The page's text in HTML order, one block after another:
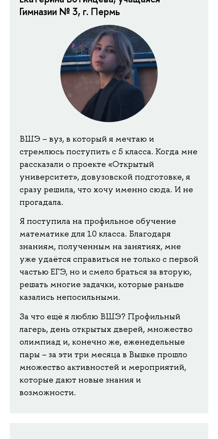
Гимназии № 3, г. Пермь
ВШЭ – вуз, в который я мечтаю и
стремлюсь поступить с 5 класса. Когда мне
рассказали о проекте «Открытый
университет», довузовской подготовке, я
сразу решила, что хочу именно сюда. И не
прогадала.
Я поступила на профильное обучение
математике для 10 класса. Благодаря
знаниям, полученным на занятиях, мне
уже удаётся справиться не только с первой
частью ЕГЭ, но и смело браться за вторую,
решать многие задачки, которые раньше
казались непосильными.
За что ещё я люблю ВШЭ? Профильный
лагерь, день открытых дверей, множество
олимпиад и, конечно же, еженедельные
пары – за эти три месяца в Вышке прошло
множество активностей и мероприятий,
которые дают новые знания и
возможности.